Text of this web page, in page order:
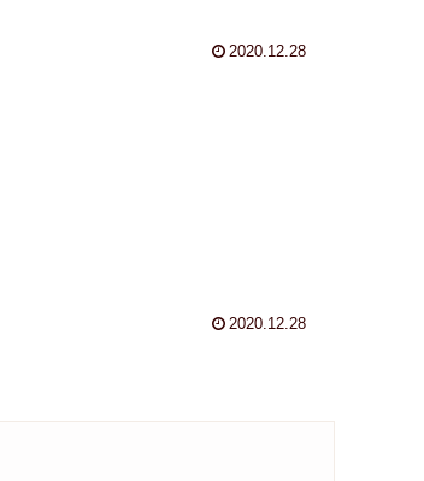
2020.12.28
2020.12.28